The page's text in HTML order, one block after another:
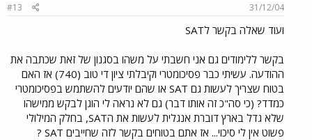
31/12/04
#13
ועוד שאלה בקשר לSAT
בקשר ללימודים גם אני חשבתי על משהו בסגנון של זאת שכתבה את
ההודעה. עשיתי כבר פסיכומטרי וקיבלתי ציון די טוב (740) אז האם
בטוח שצריך לעשות גם SAT או שהם יודעים להשתמש בפסיכומטרי
כמדד? (כי סה"כ זה אותו דבר) גם לא נראה לי הוגן לבקש ממישהו
שלא גדל בארץ דוברת אנגלית לעשות את הSAT, בחלק המילולי
פשוט אין לי סיכוי... אז אתם בטוחים בקשר לזה שחייבים SAT ?